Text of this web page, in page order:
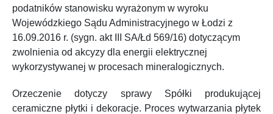
podatników stanowisku wyrażonym w wyroku
Wojewódzkiego Sądu Administracyjnego w Łodzi z
16.09.2016 r. (sygn. akt
III SA/Łd 569/16) dotyczącym
zwolnienia od akcyzy dla energii elektrycznej
wykorzystywanej w procesach mineralogicznych.
Orzeczenie dotyczy sprawy Spółki produkującej
ceramiczne płytki i dekoracje. Proces wytwarzania płytek